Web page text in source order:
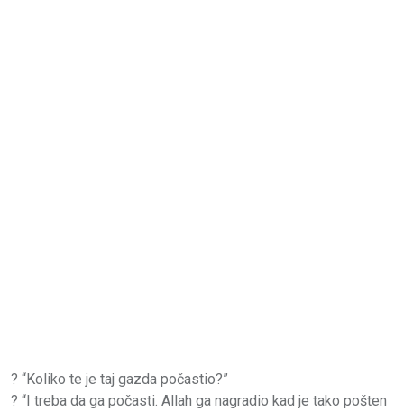
? “Koliko te je taj gazda počastio?”
? “I treba da ga počasti. Allah ga nagradio kad je tako pošten